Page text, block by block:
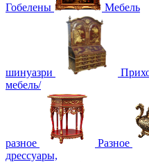
Гобелены Мебель
шинуазри
мебель/
разное Разное
дрессуары,